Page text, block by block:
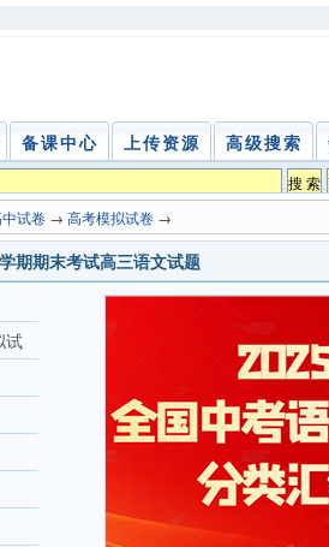
备课中心 上传资源 高级搜索
试卷 → 高考模拟试卷 →
期期末考试高三语文试题
试